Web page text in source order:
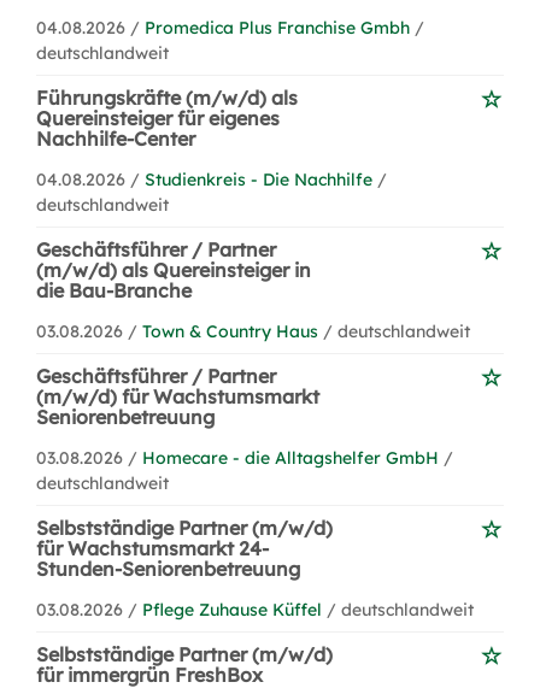
04.08.2026 / Promedica Plus Franchise Gmbh /
deutschlandweit
Führungskräfte (m/w/d) als
Quereinsteiger für eigenes
Nachhilfe-Center
04.08.2026 / Studienkreis - Die Nachhilfe /
deutschlandweit
Geschäftsführer / Partner
(m/w/d) als Quereinsteiger in
die Bau-Branche
03.08.2026 / Town & Country Haus / deutschlandweit
Geschäftsführer / Partner
(m/w/d) für Wachstumsmarkt
Seniorenbetreuung
03.08.2026 / Homecare - die Alltagshelfer GmbH /
deutschlandweit
Selbstständige Partner (m/w/d)
für Wachstumsmarkt 24-
Stunden-Seniorenbetreuung
03.08.2026 / Pflege Zuhause Küffel / deutschlandweit
Selbstständige Partner (m/w/d)
für immergrün FreshBox